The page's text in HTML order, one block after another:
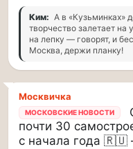
людей
с
сердечно-
сосудистыми
заболеваниями
жара
—
это
дополнительная
нагрузка
Ким: А в «Кузьминках»
творчество залетает на
на лепку — говорят, и
Москва, держи планку!
Москвичка
МОСКОВСКИЕ НОВОСТИ
почти 30
с начала года